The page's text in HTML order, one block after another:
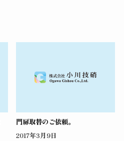
門扉取替のご依頼。
2017年3月9日